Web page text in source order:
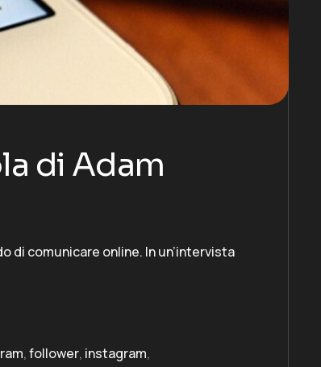
di Adam
di comunicare online. In un’intervista
,follower, instagram,